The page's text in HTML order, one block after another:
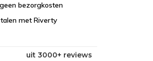
bezorgkosten
met Riverty
uit 3000+ reviews